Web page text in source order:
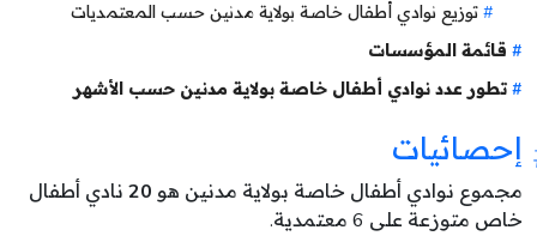
توزيع نوادي أطفال خاصة بولاية مدنين حسب المعتمديات
قائمة المؤسسات
تطور عدد نوادي أطفال خاصة بولاية مدنين حسب الأشهر
إحصائيات
مجموع نوادي أطفال خاصة بولاية مدنين هو 20 نادي أطفال
خاص متوزعة على 6 معتمدية.